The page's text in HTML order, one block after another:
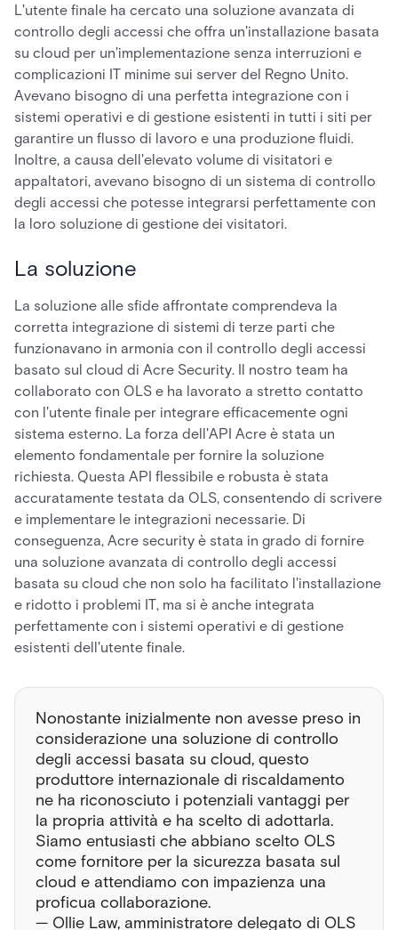
L'utente finale ha cercato una soluzione avanzata di
controllo degli accessi che offra un'installazione basata
su cloud per un'implementazione senza interruzioni e
complicazioni IT minime sui server del Regno Unito.
Avevano bisogno di una perfetta integrazione con i
sistemi operativi e di gestione esistenti in tutti i siti per
garantire un flusso di lavoro e una produzione fluidi.
Inoltre, a causa dell'elevato volume di visitatori e
appaltatori, avevano bisogno di un sistema di controllo
degli accessi che potesse integrarsi perfettamente con
la loro soluzione di gestione dei visitatori.
La soluzione
La soluzione alle sfide affrontate comprendeva la
corretta integrazione di sistemi di terze parti che
funzionavano in armonia con il controllo degli accessi
basato sul cloud di Acre Security. Il nostro team ha
collaborato con OLS e ha lavorato a stretto contatto
con l'utente finale per integrare efficacemente ogni
sistema esterno. La forza dell'API Acre è stata un
elemento fondamentale per fornire la soluzione
richiesta. Questa API flessibile e robusta è stata
accuratamente testata da OLS, consentendo di scrivere
e implementare le integrazioni necessarie. Di
conseguenza, Acre security è stata in grado di fornire
una soluzione avanzata di controllo degli accessi
basata su cloud che non solo ha facilitato l'installazione
e ridotto i problemi IT, ma si è anche integrata
perfettamente con i sistemi operativi e di gestione
esistenti dell'utente finale.
Nonostante inizialmente non avesse preso in
considerazione una soluzione di controllo
degli accessi basata su cloud, questo
produttore internazionale di riscaldamento
ne ha riconosciuto i potenziali vantaggi per
la propria attività e ha scelto di adottarla.
Siamo entusiasti che abbiano scelto OLS
come fornitore per la sicurezza basata sul
cloud e attendiamo con impazienza una
proficua collaborazione.
— Ollie Law, amministratore delegato di OLS